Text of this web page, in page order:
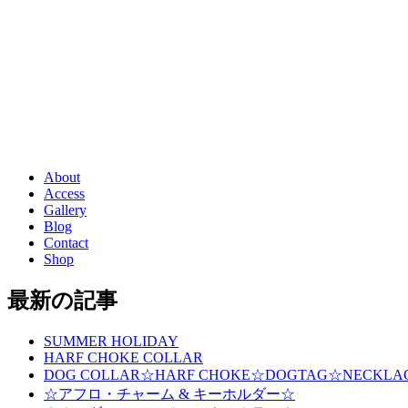
About
Access
Gallery
Blog
Contact
Shop
最新の記事
SUMMER HOLIDAY
HARF CHOKE COLLAR
DOG COLLAR☆HARF
☆アフロ・チャーム & キーホルダー☆